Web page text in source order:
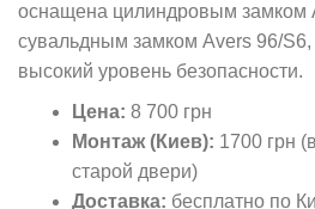
оснащена цилиндровым замком
сувальдным замком Avers 96/S6,
высокий уровень безопасности.
Цена: 8 700 грн
Монтаж (Киев): 1700 грн
старой двери)
Доставка: бесплатно по